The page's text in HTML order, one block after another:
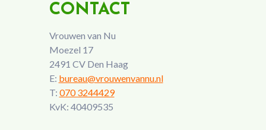
CONTACT
Vrouwen van Nu
Moezel 17
2491 CV Den Haag
E: bureau@vrouwenvannu.nl
T: 070 3244429
KvK: 40409535